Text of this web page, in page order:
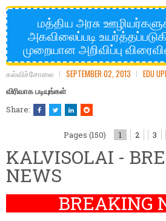
மத்திய அரசு
அகவிலைப்படி
முறையான அறிவிப்பு
கல்விச்சோலை SEPTEMBER 02, 2013 EDU
விரிவாக படியுங்கள்
Share:
Pages (150) 1 2 3
KALVISOLAI -
NEWS
BREAKING